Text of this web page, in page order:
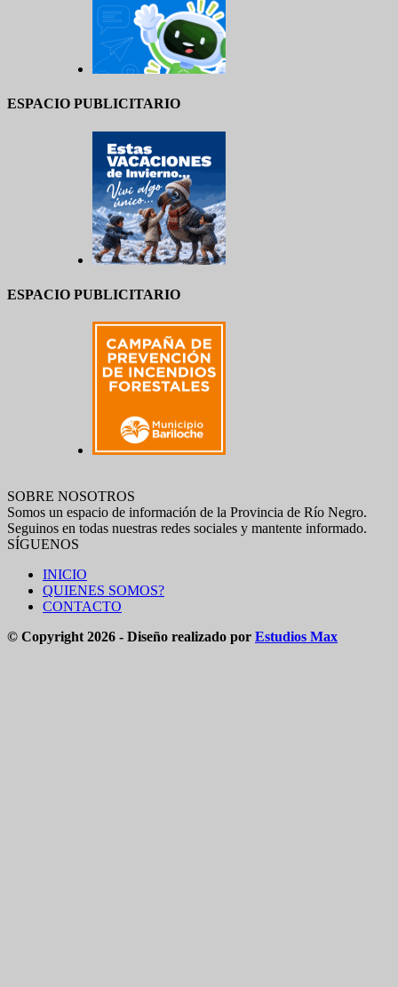
ESPACIO PUBLICITARIO
ESPACIO PUBLICITARIO
SOBRE NOSOTROS
Somos un espacio de información de la Provincia de Río Negro.
Seguinos en todas nuestras redes sociales y mantente informado.
SÍGUENOS
INICIO
QUIENES SOMOS?
CONTACTO
© Copyright 2026 - Diseño realizado por Estudios Max